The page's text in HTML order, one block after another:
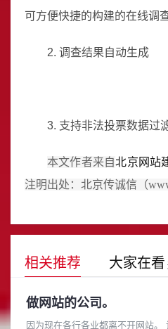
可方便快捷的构建的在线调
2. 调查结果自动生成
3. 支持非法投票数据过
本文作者来自北京网站
注明出处：北京传诚信（
相关推荐 大家在看
做网站的公司。
因为现在各行各业都离不开网站。 让我们为您详细解释一下关于